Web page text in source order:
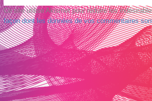
Ce site utilise Akismet pour réduire les
façon dont les données de vos commentaires